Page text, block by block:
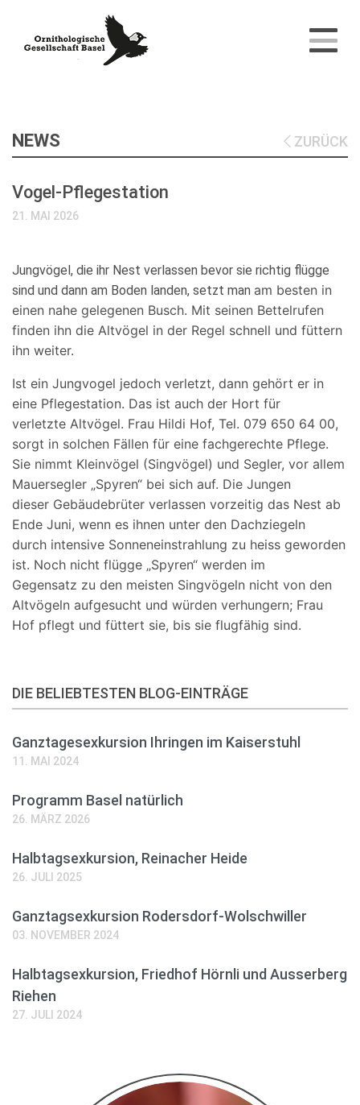
NEWS ZURÜCK
Vogel-Pflegestation
21. MAI 2026
Jungvögel, die ihr Nest verlassen bevor sie richtig flügge
sind und dann am Boden landen, setzt man am besten in
einen nahe gelegenen Busch. Mit seinen Bettelrufen
finden ihn die Altvögel in der Regel schnell und füttern
ihn weiter.
Ist ein Jungvogel jedoch verletzt, dann gehört er in
eine Pflegestation. Das ist auch der Hort für
verletzte Altvögel. Frau Hildi Hof, Tel. 079 650 64 00,
sorgt in solchen Fällen für eine fachgerechte Pflege.
Sie nimmt Kleinvögel (Singvögel) und Segler, vor allem
Mauersegler „Spyren“ bei sich auf. Die Jungen
dieser Gebäudebrüter verlassen vorzeitig das Nest ab
Ende Juni, wenn es ihnen unter den Dachziegeln
durch intensive Sonneneinstrahlung zu heiss geworden
ist. Noch nicht flügge „Spyren“ werden im
Gegensatz zu den meisten Singvögeln nicht von den
Altvögeln aufgesucht und würden verhungern; Frau
Hof pflegt und füttert sie, bis sie flugfähig sind.
DIE BELIEBTESTEN BLOG-EINTRÄGE
Ganztagesexkursion Ihringen im Kaiserstuhl
11. MAI 2024
Programm Basel natürlich
26. MÄRZ 2026
Halbtagsexkursion, Reinacher Heide
26. JULI 2025
Ganztagsexkursion Rodersdorf-Wolschwiller
03. NOVEMBER 2024
Halbtagsexkursion, Friedhof Hörnli und Ausserberg
Riehen
27. JULI 2024